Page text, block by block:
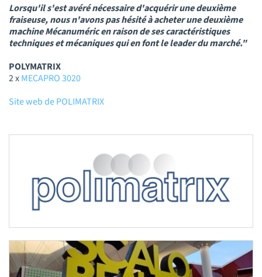
Lorsqu'il s'est avéré nécessaire d'acquérir une deuxième
fraiseuse, nous n'avons pas hésité à acheter une deuxième
machine Mécanuméric en raison de ses caractéristiques
techniques et mécaniques qui en font le leader du marché."
POLYMATRIX
2 xMECAPRO 3020
Site web de POLIMATRIX